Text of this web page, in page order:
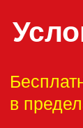
Если